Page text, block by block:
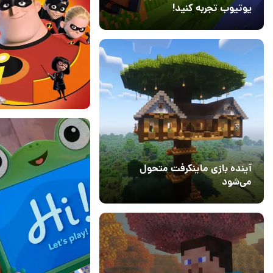
یوتیوب تجربه کنید!
41
آینده بازی ماینکرفت متحول
می‌شود
۰ 01 مرداد 1405